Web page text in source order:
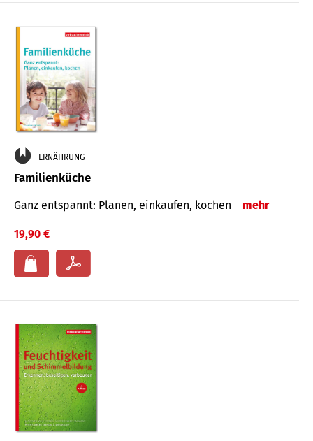
ERNÄHRUNG
Familienküche
Ganz entspannt: Planen, einkaufen, kochen mehr
19,90 €